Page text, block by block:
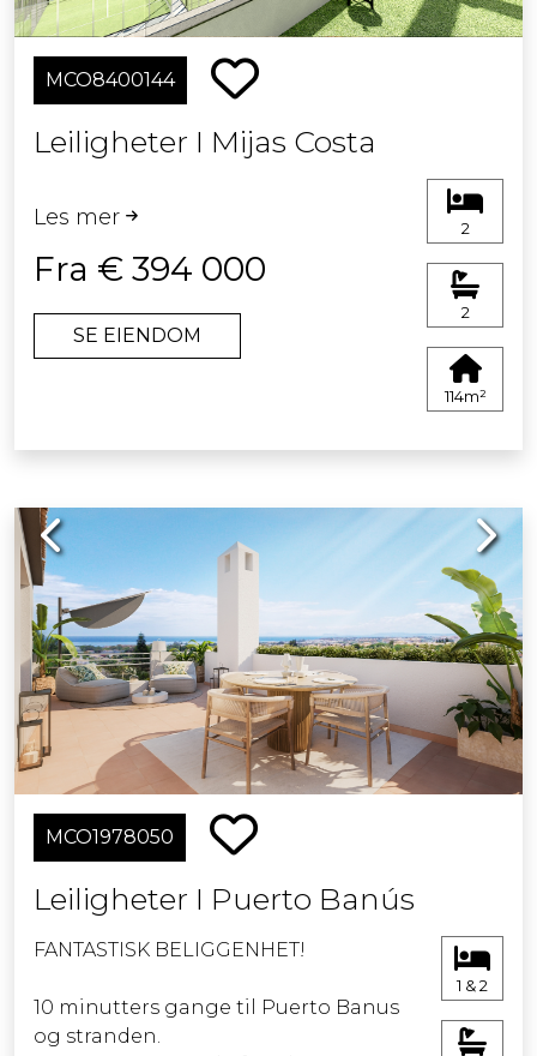
MCO8400144
Leiligheter I Mijas Costa
Les mer
Fra € 394 000
SE EIENDOM
2
2
114m²
Previous Next
MCO1978050
Leiligheter I Puerto Banús
FANTASTISK BELIGGENHET!
10 minutters gange til Puerto Banus
og stranden.
1 & 2